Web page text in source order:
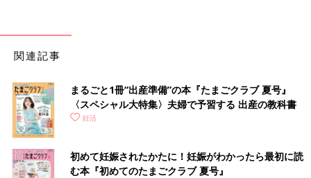
関連記事
まるごと1冊“出産準備”の本『たまごクラブ 夏号』
〈スペシャル大特集〉夫婦で予習する 出産の教科書
妊活
初めて妊娠されたかたに！妊娠がわかったら最初に読
む本『初めてのたまごクラブ 夏号』